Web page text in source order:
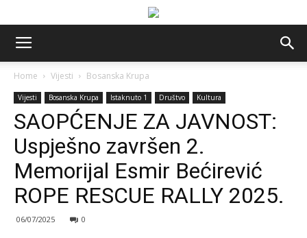
Home Vijesti Bosanska Krupa
Vijesti Bosanska Krupa Istaknuto 1 Društvo Kultura
SAOPĆENJE ZA JAVNOST:
Uspješno završen 2.
Memorijal Esmir Bećirević
ROPE RESCUE RALLY 2025.
06/07/2025 0